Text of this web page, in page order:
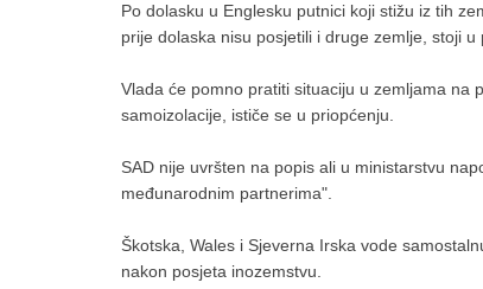
Po dolasku u Englesku putnici koji stižu iz tih
prije dolaska nisu posjetili i druge zemlje, stoji
Vlada će pomno pratiti situaciju u zemljama na
samoizolacije, ističe se u priopćenju.
SAD nije uvršten na popis ali u ministarstvu
međunarodnim partnerima".
Škotska, Wales i Sjeverna Irska vode
nakon posjeta inozemstvu.